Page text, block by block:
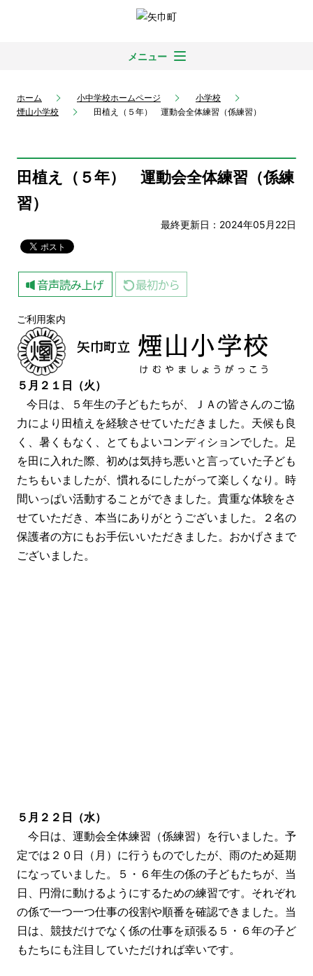
メニュー
ホーム 小中学校ホームページ
小学校
煙山小学校
田植え（５年） 運動会全体練習（係練習）
田植え（５年） 運動会全体練習（係練
習）
最終更新日：2024年05月22日
ご利用案内
５月２１日（火）
今日は、５年生の子どもたちが、ＪＡの皆さんのご協
力により田植えを経験させていただきました。天候も良
く、暑くもなく、とてもよいコンディションでした。足
を田に入れた際、初めは気持ち悪いと言っていた子ども
たちもいましたが、慣れるにしたがって楽しくなり。時
間いっぱい活動することができました。貴重な体験をさ
せていただき、本当にありがとうございました。２名の
保護者の方にもお手伝いいただきました。おかげさまで
ございました。
５月２２日（水）
今日は、運動会全体練習（係練習）を行いました。予
定では２０日（月）に行うものでしたが、雨のため延期
になっていました。５・６年生の係の子どもたちが、当
日、円滑に動けるようにするための練習です。それぞれ
の係で一つ一つ仕事の役割や順番を確認できました。当
日は、競技だけでなく係の仕事を頑張る５・６年の子ど
もたちにも注目していただければ幸いです。